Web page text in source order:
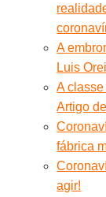
A
Luis
A
Artigo
fábrica
agir!